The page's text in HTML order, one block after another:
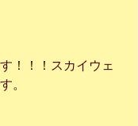
！！！スカイウェ
。